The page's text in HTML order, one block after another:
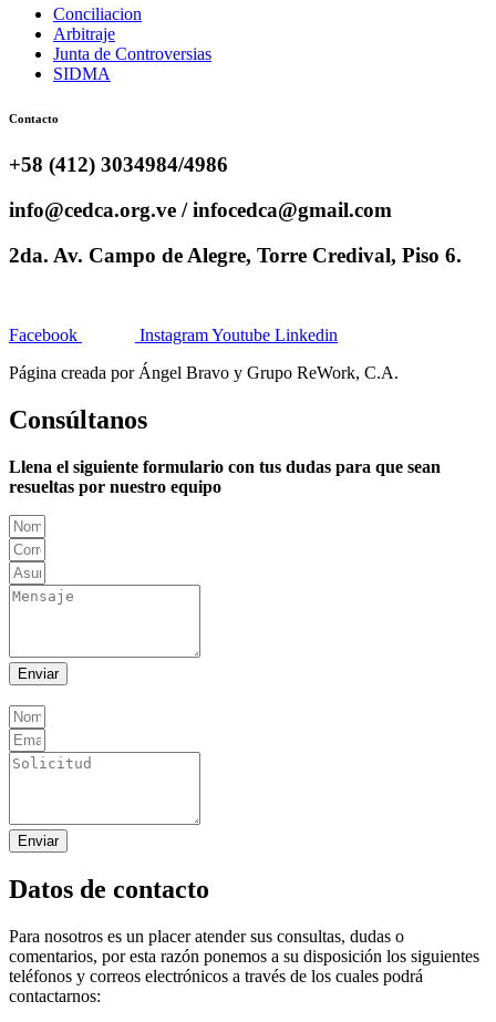
Conciliacion
Arbitraje
Junta de Controversias
SIDMA
Contacto
+58 (412) 3034984/4986
info@cedca.org.ve / infocedca@gmail.com
2da. Av. Campo de Alegre, Torre Credival, Piso 6.
Facebook InstagramYoutube Linkedin
Página creada por Ángel Bravo y Grupo ReWork, C.A.
Consúltanos
Llena el siguiente formulario con tus dudas para que sean
resueltas por nuestro equipo
Enviar
Enviar
Datos de contacto
Para nosotros es un placer atender sus consultas, dudas o
comentarios, por esta razón ponemos a su disposición los siguientes
teléfonos y correos electrónicos a través de los cuales podrá
contactarnos: